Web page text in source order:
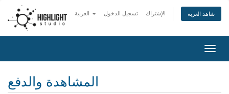
تسجيل الدخول الإشتراك شاهد العربة
المشاهدة والدفع